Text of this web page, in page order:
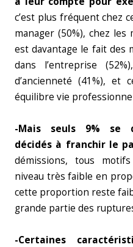
c’est plus fréquent chez
manager (50%), chez les
est davantage le fait des
dans l’entreprise
d’ancienneté (41%),
équilibre vie
-Mais seuls 9% se
décidés à franchir le
démissions, tous
niveau très faible en
cette proportion reste
grande partie des
-Certaines